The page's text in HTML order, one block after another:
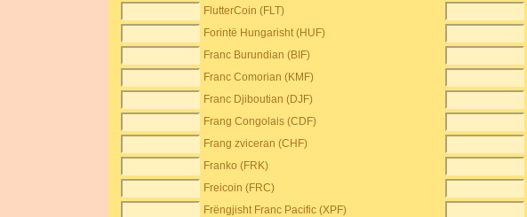
FlutterCoin (FLT)
Forintë Hungarisht (HUF)
Franc Burundian (BIF)
Franc Comorian (KMF)
Franc Djiboutian (DJF)
Frang Congolais (CDF)
Frang zviceran (CHF)
Franko (FRK)
Freicoin (FRC)
Frëngjisht Franc Pacific (XPF)